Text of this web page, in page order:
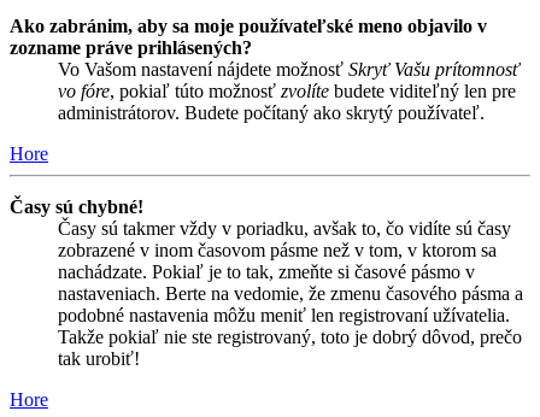
Ako zabránim, aby sa moje používateľské meno objavilo v
zozname práve prihlásených?
Vo Vašom nastavení nájdete možnosť Skryť Vašu prítomnosť
vo fóre, pokiaľ túto možnosť zvolíte budete viditeľný len pre
administrátorov. Budete počítaný ako skrytý používateľ.
Hore
Časy sú chybné!
Časy sú takmer vždy v poriadku, avšak to, čo vidíte sú časy
zobrazené v inom časovom pásme než v tom, v ktorom sa
nachádzate. Pokiaľ je to tak, zmeňte si časové pásmo v
nastaveniach. Berte na vedomie, že zmenu časového pásma a
podobné nastavenia môžu meniť len registrovaní užívatelia.
Takže pokiaľ nie ste registrovaný, toto je dobrý dôvod, prečo
tak urobiť!
Hore